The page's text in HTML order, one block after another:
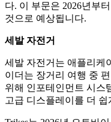
다. 이 부문은 2026년부
것으로 예상됩니다.
세발 자전거
세발 자전거는 애플리케
이더는 장거리 여행 중
위해 인포테인먼트 시스
고급 디스플레이를 더